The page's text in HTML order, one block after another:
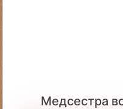
Медсестра